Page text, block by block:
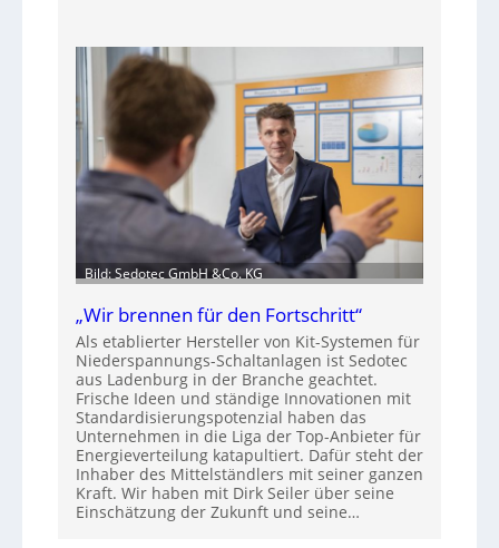
Bild: Sedotec GmbH &Co. KG
„Wir brennen für den Fortschritt“
Als etablierter Hersteller von Kit-Systemen für
Niederspannungs-Schaltanlagen ist Sedotec
aus Ladenburg in der Branche geachtet.
Frische Ideen und ständige Innovationen mit
Standardisierungspotenzial haben das
Unternehmen in die Liga der Top-Anbieter für
Energieverteilung katapultiert. Dafür steht der
Inhaber des Mittelständlers mit seiner ganzen
Kraft. Wir haben mit Dirk Seiler über seine
Einschätzung der Zukunft und seine…